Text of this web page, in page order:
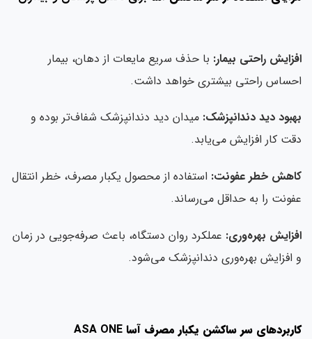
افزایش راحتی بیمار: با حذف سریع مایعات از دهان، بیمار
احساس راحتی بیشتری خواهد داشت.
بهبود دید دندانپزشک: میدان دید دندانپزشک شفاف‌تر بوده و
دقت کار افزایش می‌یابد.
کاهش خطر عفونت: استفاده از محصول یکبار مصرف، خطر انتقال
عفونت را به حداقل می‌رساند.
افزایش بهره‌وری: عملکرد روان دستگاه، باعث صرفه‌جویی در زمان
و افزایش بهره‌وری دندانپزشک می‌شود.
کاربردهای سر ساکشن یکبار مصرف آسا